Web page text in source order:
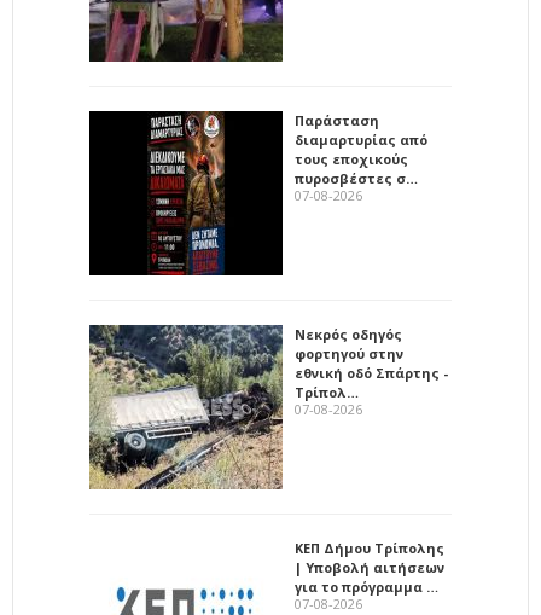
Παράσταση
διαμαρτυρίας από
τους εποχικούς
πυροσβέστες σ…
07-08-2026
Νεκρός οδηγός
φορτηγού στην
εθνική οδό Σπάρτης -
Τρίπολ…
07-08-2026
ΚΕΠ Δήμου Τρίπολης
| Υποβολή αιτήσεων
για το πρόγραμμα …
07-08-2026